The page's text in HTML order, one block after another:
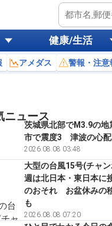
健康/生活
アメダス 警報・注意
ニュース
茨城県北部でM3.9の
市で震度3 津波の心配
2026.08.08 03:48
大型の台風15号(チャ
週は北日本・東日本に
のおそれ お盆休みの
も
2026.08.08 07:20